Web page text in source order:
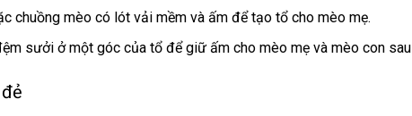
chuồng mèo có lót vải mềm và ấm để tạo tổ cho mèo mẹ.
sưởi ở một góc của tổ để giữ ấm cho mèo mẹ và mèo con